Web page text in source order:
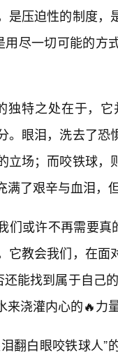
是压迫性的制度
用尽一切可能的
独特之处在于，
。眼泪，洗去了
立场；而咬铁球
满了艰辛与血泪，
们或许不再需要真
它教会我们，在
还能找到属于自己
来浇灌内心的🔥力
翻白眼咬铁球人